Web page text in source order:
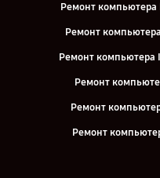
Ремонт компьютера
Ремонт
Ремонт компьютера
Ремонт
Ремонт
Ремонт